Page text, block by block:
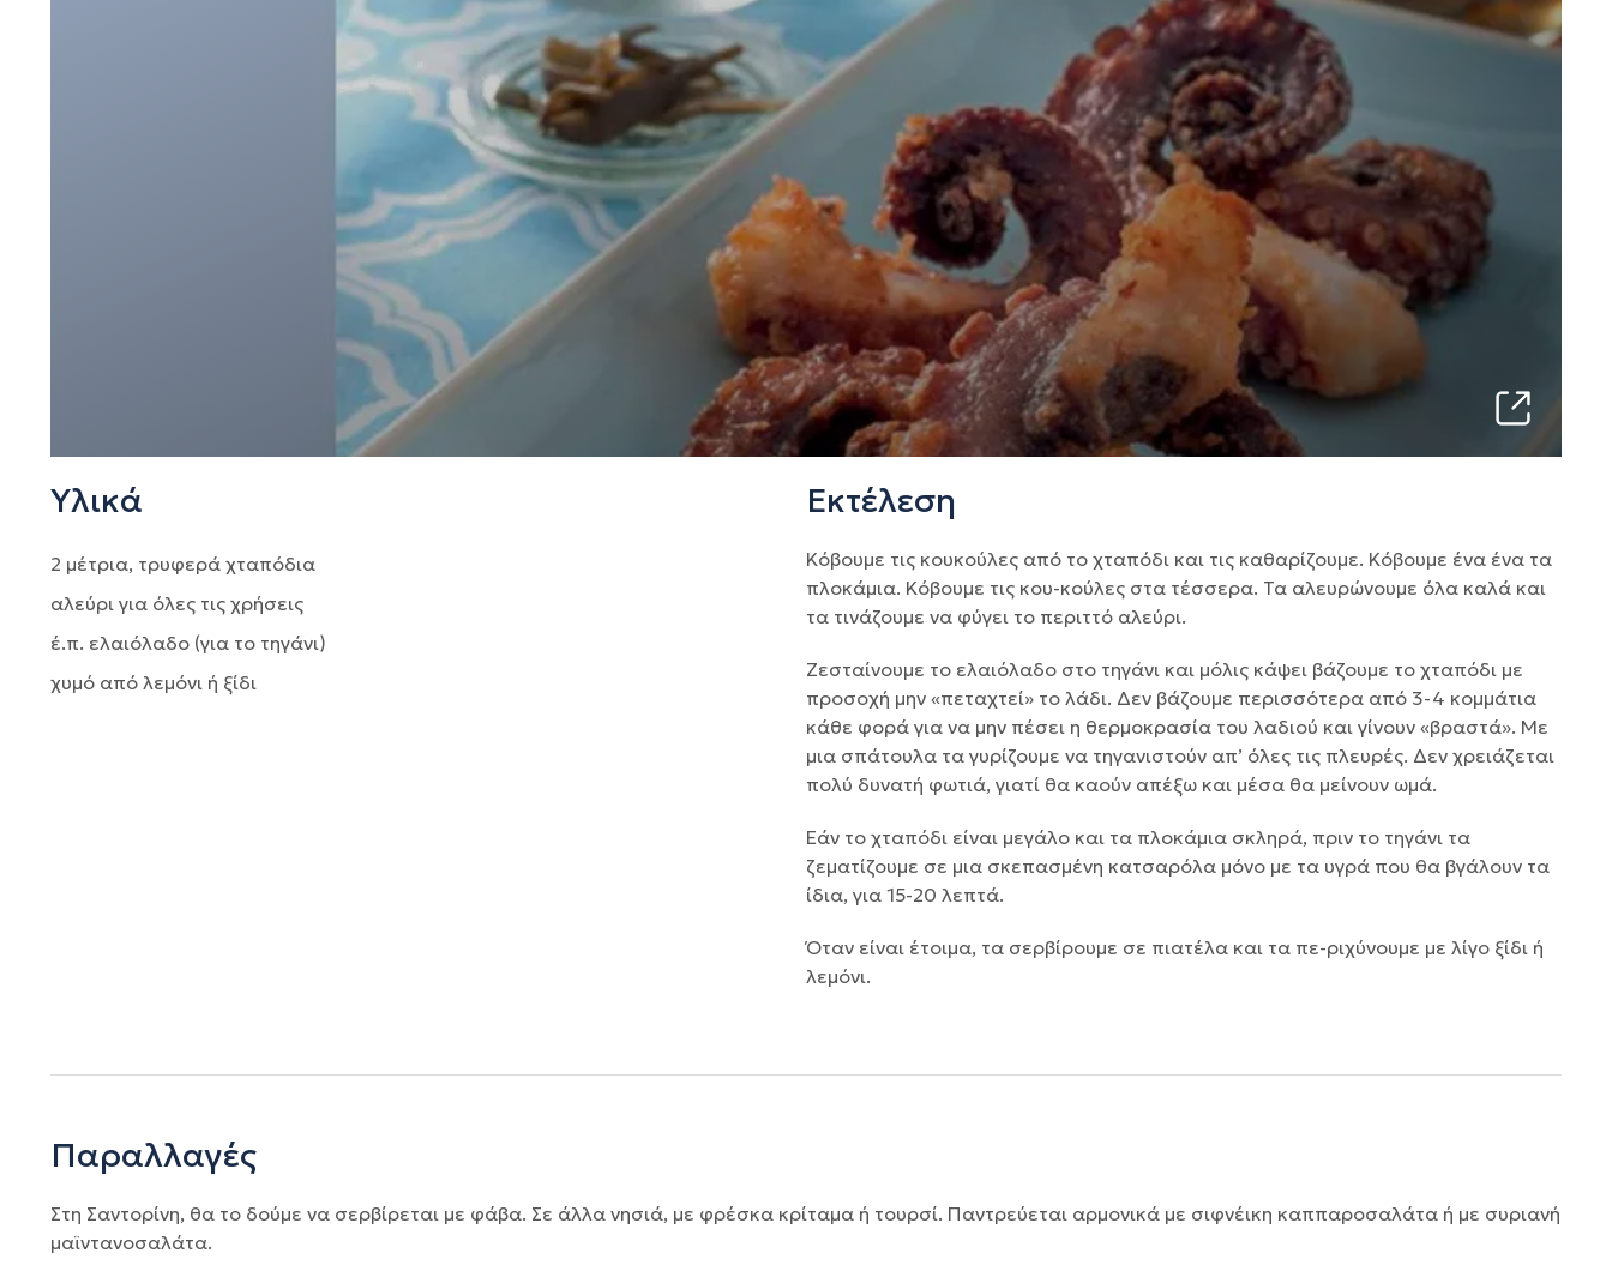
Υλικά
2 μέτρια, τρυφερά χταπόδια
αλεύρι για όλες τις χρήσεις
έ.π. ελαιόλαδο (για το τηγάνι)
χυμό από λεμόνι ή ξίδι
Εκτέλεση
Κόβουμε τις κουκούλες από το χταπόδι και τις καθαρίζουμε. Κόβουμε ένα ένα τα
πλοκάμια. Κόβουμε τις κου-κούλες στα τέσσερα. Τα αλευρώνουμε όλα καλά και
τα τινάζουμε να φύγει το περιττό αλεύρι.
Ζεσταίνουμε το ελαιόλαδο στο τηγάνι και μόλις κάψει βάζουμε το χταπόδι με
προσοχή μην «πεταχτεί» το λάδι. Δεν βάζουμε περισσότερα από 3-4 κομμάτια
κάθε φορά για να μην πέσει η θερμοκρασία του λαδιού και γίνουν «βραστά». Με
μια σπάτουλα τα γυρίζουμε να τηγανιστούν απ’ όλες τις πλευρές. Δεν χρειάζεται
πολύ δυνατή φωτιά, γιατί θα καούν απέξω και μέσα θα μείνουν ωμά.
Εάν το χταπόδι είναι μεγάλο και τα πλοκάμια σκληρά, πριν το τηγάνι τα
ζεματίζουμε σε μια σκεπασμένη κατσαρόλα μόνο με τα υγρά που θα βγάλουν τα
ίδια, για 15-20 λεπτά.
Όταν είναι έτοιμα, τα σερβίρουμε σε πιατέλα και τα πε-ριχύνουμε με λίγο ξίδι ή
λεμόνι.
Παραλλαγές
Στη Σαντορίνη, θα το δούμε να σερβίρεται με φάβα. Σε άλλα νησιά, με φρέσκα κρίταμα ή τουρσί. Παντρεύεται αρμονικά με σιφνέικη καππαροσαλάτα ή με συριανή
μαϊντανοσαλάτα.